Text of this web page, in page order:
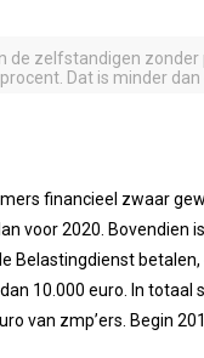
de zelfstandigen
procent. Dat is minder
financieel zwaar
voor 2020.
Belastingdienst
10.000 euro. In
van zmp’ers. Begin